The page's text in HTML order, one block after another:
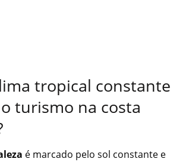
tropical constante
turismo na costa
é marcado pelo sol constante e